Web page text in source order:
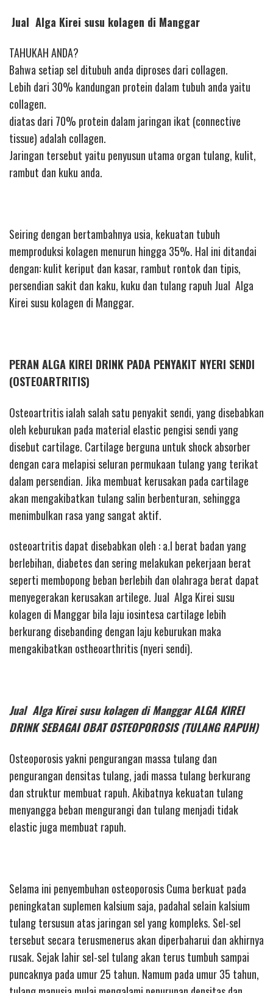
Jual Alga Kirei susu kolagen di Manggar
TAHUKAH ANDA?
Bahwa setiap sel ditubuh anda diproses dari collagen.
Lebih dari 30% kandungan protein dalam tubuh anda yaitu
collagen.
diatas dari 70% protein dalam jaringan ikat (connective
tissue) adalah collagen.
Jaringan tersebut yaitu penyusun utama organ tulang, kulit,
rambut dan kuku anda.
Seiring dengan bertambahnya usia, kekuatan tubuh
memproduksi kolagen menurun hingga 35%. Hal ini ditandai
dengan: kulit keriput dan kasar, rambut rontok dan tipis,
persendian sakit dan kaku, kuku dan tulang rapuh Jual Alga
Kirei susu kolagen di Manggar.
PERAN ALGA KIREI DRINK PADA PENYAKIT NYERI SENDI
(OSTEOARTRITIS)
Osteoartritis ialah salah satu penyakit sendi, yang disebabkan
oleh keburukan pada material elastic pengisi sendi yang
disebut cartilage. Cartilage berguna untuk shock absorber
dengan cara melapisi seluran permukaan tulang yang terikat
dalam persendian. Jika membuat kerusakan pada cartilage
akan mengakibatkan tulang salin berbenturan, sehingga
menimbulkan rasa yang sangat aktif.
osteoartritis dapat disebabkan oleh : a.l berat badan yang
berlebihan, diabetes dan sering melakukan pekerjaan berat
seperti membopong beban berlebih dan olahraga berat dapat
menyegerakan kerusakan artilege. Jual Alga Kirei susu
kolagen di Manggar bila laju iosintesa cartilage lebih
berkurang disebanding dengan laju keburukan maka
mengakibatkan ostheoarthritis (nyeri sendi).
Jual Alga Kirei susu kolagen di Manggar ALGA KIREI
DRINK SEBAGAI OBAT OSTEOPOROSIS (TULANG RAPUH)
Osteoporosis yakni pengurangan massa tulang dan
pengurangan densitas tulang, jadi massa tulang berkurang
dan struktur membuat rapuh. Akibatnya kekuatan tulang
menyangga beban mengurangi dan tulang menjadi tidak
elastic juga membuat rapuh.
Selama ini penyembuhan osteoporosis Cuma berkuat pada
peningkatan suplemen kalsium saja, padahal selain kalsium
tulang tersusun atas jaringan sel yang kompleks. Sel-sel
tersebut secara terusmenerus akan diperbaharui dan akhirnya
rusak. Sejak lahir sel-sel tulang akan terus tumbuh sampai
puncaknya pada umur 25 tahun. Namum pada umur 35 tahun,